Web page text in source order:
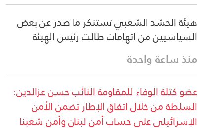
هيئة الحشد الشعبي تستنكر ما صدر عن بعض
السياسيين من اتهامات طالت رئيس الهيئة
منذ ساعة واحدة
عضو كتلة الوفاء للمقاومة النائب حسن عزالدين:
السلطة من خلال اتفاق الإطار تضمن الأمن
الإسرائيلي على حساب أمن لبنان وأمن شعبنا